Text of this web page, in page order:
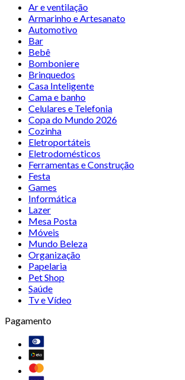
Ar e ventilação
Armarinho e Artesanato
Automotivo
Bar
Bebê
Bomboniere
Brinquedos
Casa Inteligente
Cama e banho
Celulares e Telefonia
Copa do Mundo 2026
Cozinha
Eletroportáteis
Eletrodomésticos
Ferramentas e Construção
Festa
Games
Informática
Lazer
Mesa Posta
Móveis
Mundo Beleza
Organização
Papelaria
Pet Shop
Saúde
Tv e Vídeo
Pagamento